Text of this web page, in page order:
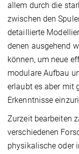
allem durch die
zwischen den
detaillierte
denen ausgehend
können, um neue
modulare Aufbau
erlaubt es aber mit
Erkenntnisse
Zurzeit bearbeiten
verschiedenen
physikalische oder